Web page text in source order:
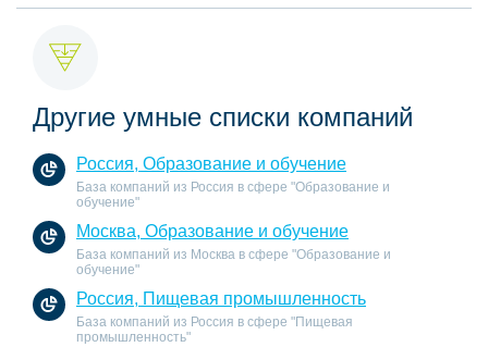
Другие умные списки компаний
Россия, Образование и обучение
База компаний из Россия в сфере "Образование и
обучение"
Москва, Образование и обучение
База компаний из Москва в сфере "Образование и
обучение"
Россия, Пищевая промышленность
База компаний из Россия в сфере "Пищевая
промышленность"